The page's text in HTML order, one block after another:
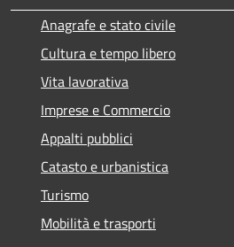
Anagrafe e stato civile
Cultura e tempo libero
Vita lavorativa
Imprese e Commercio
Appalti pubblici
Catasto e urbanistica
Turismo
Mobilità e trasporti